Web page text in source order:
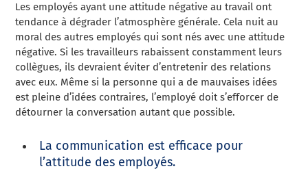
Les employés ayant une attitude négative au travail ont
tendance à dégrader l’atmosphère générale. Cela nuit au
moral des autres employés qui sont nés avec une attitude
négative. Si les travailleurs rabaissent constamment leurs
collègues, ils devraient éviter d’entretenir des relations
avec eux. Même si la personne qui a de mauvaises idées
est pleine d’idées contraires, l’employé doit s’efforcer de
détourner la conversation autant que possible.
La communication est efficace pour
l’attitude des employés.